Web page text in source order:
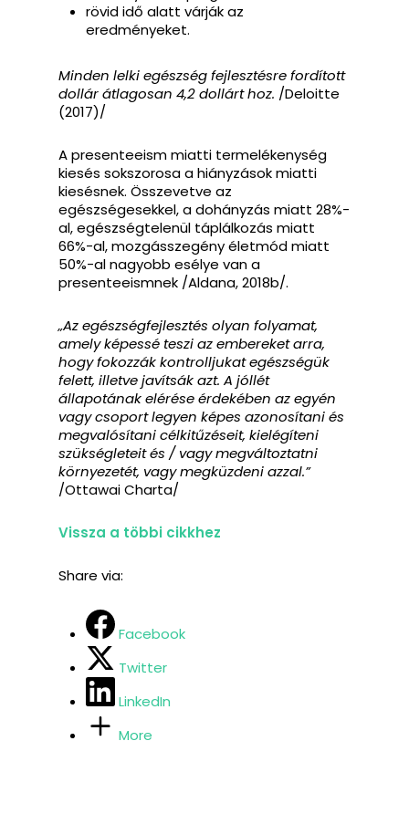
rövid idő alatt várják az
eredményeket.
Minden lelki egészség fejlesztésre fordított
dollár átlagosan 4,2 dollárt hoz. /Deloitte
(2017)/
A presenteeism miatti termelékenység
kiesés sokszorosa a hiányzások miatti
kiesésnek. Összevetve az
egészségesekkel, a dohányzás miatt 28%-
al, egészségtelenül táplálkozás miatt
66%-al, mozgásszegény életmód miatt
50%-al nagyobb esélye van a
presenteeismnek /Aldana, 2018b/.
„Az egészségfejlesztés olyan folyamat,
amely képessé teszi az embereket arra,
hogy fokozzák kontrolljukat egészségük
felett, illetve javítsák azt. A jóllét
állapotának elérése érdekében az egyén
vagy csoport legyen képes azonosítani és
megvalósítani célkitűzéseit, kielégíteni
szükségleteit és / vagy megváltoztatni
környezetét, vagy megküzdeni azzal.”
/Ottawai Charta/
Vissza a többi cikkhez
Share via:
Facebook
Twitter
LinkedIn
More